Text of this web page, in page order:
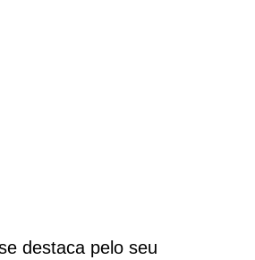
destaca pelo seu